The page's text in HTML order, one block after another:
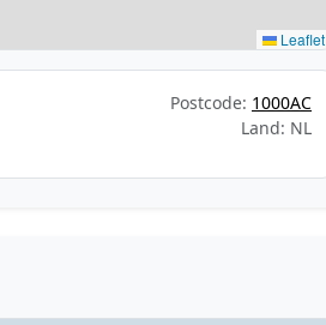
Leaflet
Postcode: 1000AC
Land: NL